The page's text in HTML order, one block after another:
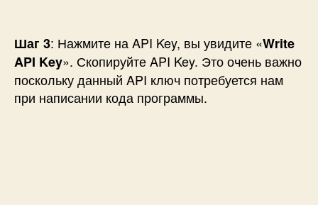
Шаг 3: Нажмите на API Key, вы увидите «Write
API Key». Скопируйте API Key. Это очень важно
поскольку данный API ключ потребуется нам
при написании кода программы.